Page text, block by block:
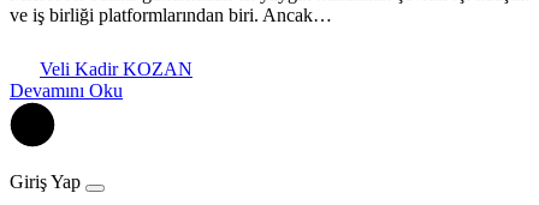
ve iş birliği platformlarından biri. Ancak…
Veli Kadir KOZAN
Devamını Oku
Giriş Yap